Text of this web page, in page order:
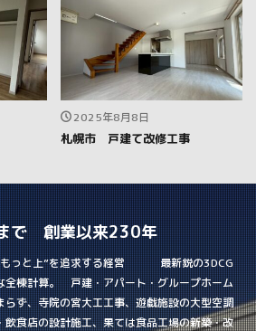
2025年8月8日
札幌市 戸建て改修工事
で 創業以来230年
もっと上”を追求する経営 最新鋭の3DCG
全棟計算。 戸建・アパート・グループホーム
ず、寺院の宮大工工事、遊戯施設の大型空調
食店の設計施工、果ては食品工場の新築・改